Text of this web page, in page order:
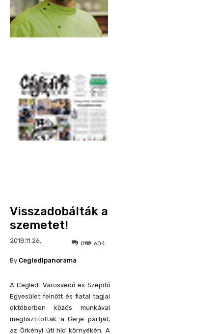
Visszadobálták a
szemetet!
2018.11.26. 604
0
By Cegledipanorama
A Ceglédi Városvédő és Szépítő
Egyesület felnőtt és fiatal tagjai
októberben közös munkával
megtisztították a Gerje partját,
az Örkényi úti híd környékén. A